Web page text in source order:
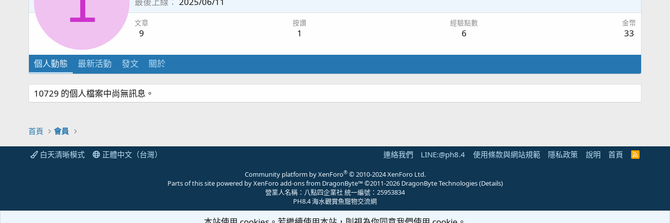
文章
9
按讚
1
經驗點數
6
金幣
33
個人動態 最新活動 發文 關於
10729 的個人檔案中尚無訊息。
首頁 會員
白天清晰模式 正體中文（台灣） 連絡我們 LINE:@ph8.4 使用條款與網站規範 隱私政策 說明 首頁
R
Community platform by XenForo® © 2010-2024 XenForo Ltd.
Parts of this site powered byXenForo add-ons from DragonByte™©2011-2026 DragonByte Technologies(Details)
營業人名稱：八點四企業社 統一編號：25953834
PH8.4 海水觀賞魚寵物交流網